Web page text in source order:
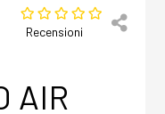
Recensioni
AIR